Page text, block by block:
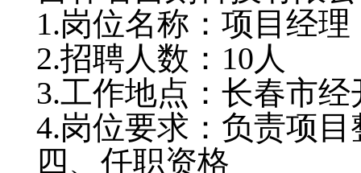
1.岗位名称：项目经理
2.招聘人数：10人
3.工作地点：长春市
4.岗位要求：负责项
四、任职资格